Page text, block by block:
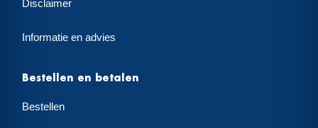
Disclaimer
Informatie en advies
Bestellen en betalen
Bestellen